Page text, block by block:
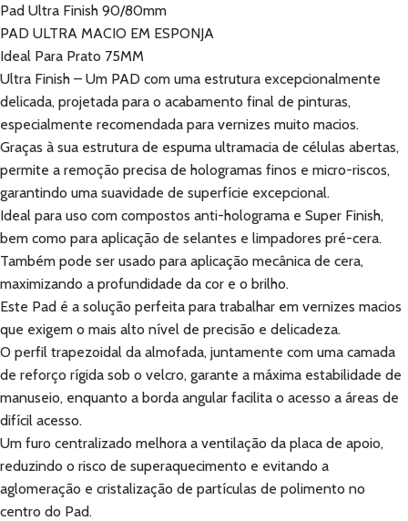
Pad Ultra Finish 90/80mm
PAD ULTRA MACIO EM ESPONJA
Ideal Para Prato 75MM
Ultra Finish – Um PAD com uma estrutura excepcionalmente
delicada, projetada para o acabamento final de pinturas,
especialmente recomendada para vernizes muito macios.
Graças à sua estrutura de espuma ultramacia de células abertas,
permite a remoção precisa de hologramas finos e micro-riscos,
garantindo uma suavidade de superfície excepcional.
Ideal para uso com compostos anti-holograma e Super Finish,
bem como para aplicação de selantes e limpadores pré-cera.
Também pode ser usado para aplicação mecânica de cera,
maximizando a profundidade da cor e o brilho.
Este Pad é a solução perfeita para trabalhar em vernizes macios
que exigem o mais alto nível de precisão e delicadeza.
O perfil trapezoidal da almofada, juntamente com uma camada
de reforço rígida sob o velcro, garante a máxima estabilidade de
manuseio, enquanto a borda angular facilita o acesso a áreas de
difícil acesso.
Um furo centralizado melhora a ventilação da placa de apoio,
reduzindo o risco de superaquecimento e evitando a
aglomeração e cristalização de partículas de polimento no
centro do Pad.